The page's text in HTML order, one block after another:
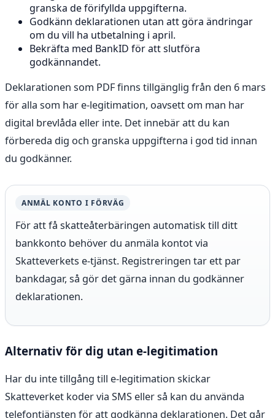
granska de förifyllda uppgifterna.
Godkänn deklarationen utan att göra ändringar
om du vill ha utbetalning i april.
Bekräfta med BankID för att slutföra
godkännandet.
Deklarationen som PDF finns tillgänglig från den 6 mars
för alla som har e-legitimation, oavsett om man har
digital brevlåda eller inte. Det innebär att du kan
förbereda dig och granska uppgifterna i god tid innan
du godkänner.
ANMÄL KONTO I FÖRVÄG
För att få skatteåterbäringen automatisk till ditt
bankkonto behöver du anmäla kontot via
Skatteverkets e-tjänst. Registreringen tar ett par
bankdagar, så gör det gärna innan du godkänner
deklarationen.
Alternativ för dig utan e-legitimation
Har du inte tillgång till e-legitimation skickar
Skatteverket koder via SMS eller så kan du använda
telefontjänsten för att godkänna deklarationen. Det går